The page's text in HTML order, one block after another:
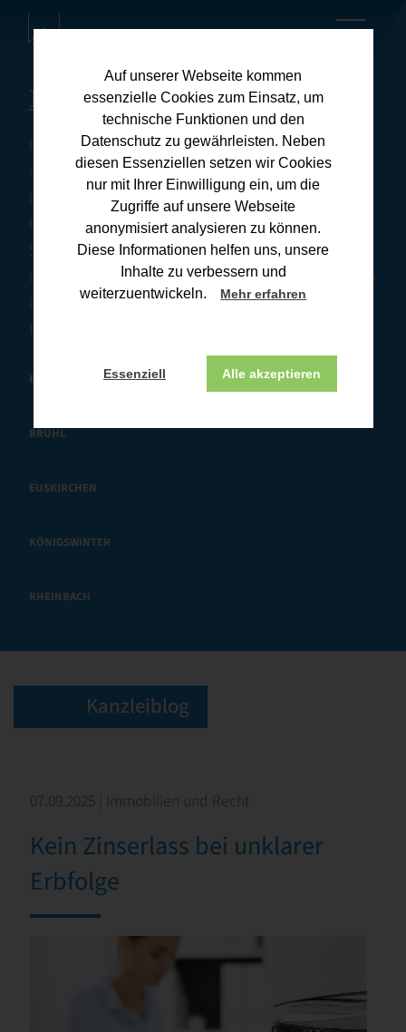
Auf unserer Webseite kommen
essenzielle Cookies zum Einsatz, um
technische Funktionen und den
Datenschutz zu gewährleisten. Neben
diesen Essenziellen setzen wir Cookies
nur mit Ihrer Einwilligung ein, um die
Zugriffe auf unsere Webseite
anonymisiert analysieren zu können.
Diese Informationen helfen uns, unsere
Inhalte zu verbessern und
weiterzuentwickeln.
Mehr erfahren
Essenziell Alle akzeptieren
Kanzleiblog
Hier finden Sie umfassende Informationen zu
aktuellen Steuerthemen und praxisnahen Tipps für
Ihre Steuerangelegenheiten. Unsere Downloads
bieten Ihnen wertvolle Ressourcen, um Ihre
Steuererklärung effizient und korrekt zu erstellen. Wir
halten Sie stets auf dem Laufenden über Änderungen
im Steuerrecht und deren Auswirkungen. Wenn Sie
Fragen haben, melden Sie sich gerne bei uns.
BONN
BRÜHL
EUSKIRCHEN
KÖNIGSWINTER
RHEINBACH
Kanzleiblog
07.09.2025 | Immobilien und Recht
Kein Zinserlass bei unklarer
Erbfolge